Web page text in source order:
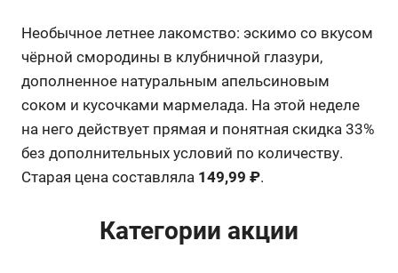
Необычное летнее лакомство: эскимо со вкусом
чёрной смородины в клубничной глазури,
дополненное натуральным апельсиновым
соком и кусочками мармелада. На этой неделе
на него действует прямая и понятная скидка 33%
без дополнительных условий по количеству.
Старая цена составляла 149,99 ₽.
Категории акции